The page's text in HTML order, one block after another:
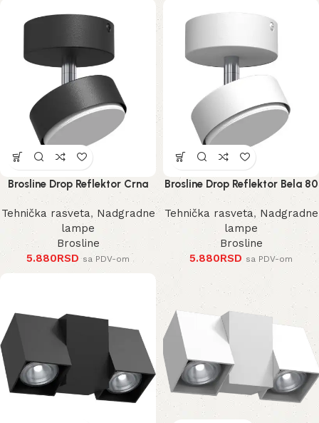
Brosline Drop Reflektor Crna
80 mm 100 mm
Tehnička rasveta, Nadgradne
lampe
Brosline
5.880RSD sa PDV-om
Brosline Drop Reflektor Bela 80
mm 100 mm
Tehnička rasveta, Nadgradne
lampe
Brosline
5.880RSD sa PDV-om